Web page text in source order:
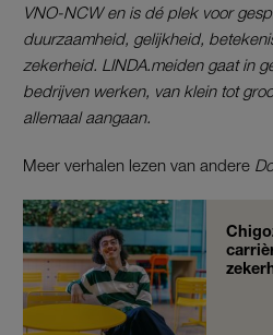
VNO-NCW en is dé plek voor
duurzaamheid, gelijkheid,
zekerheid. LINDA.meiden gaat in
bedrijven werken, van klein tot
allemaal aangaan.
Meer verhalen lezen van andere